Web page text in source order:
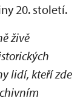
20. století.
živě
lidí, kteří zde